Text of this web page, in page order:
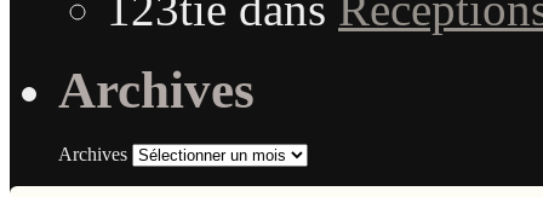
Archives
Archives